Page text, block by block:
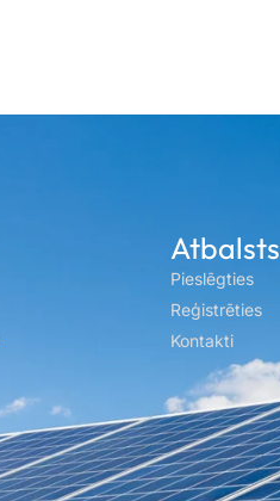
Atbalsts
Pieslēgties
Reģistrēties
Kontakti